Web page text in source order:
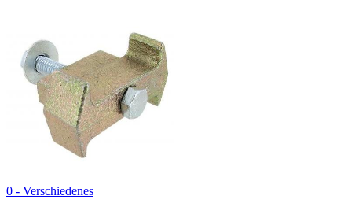
0 - Verschiedenes